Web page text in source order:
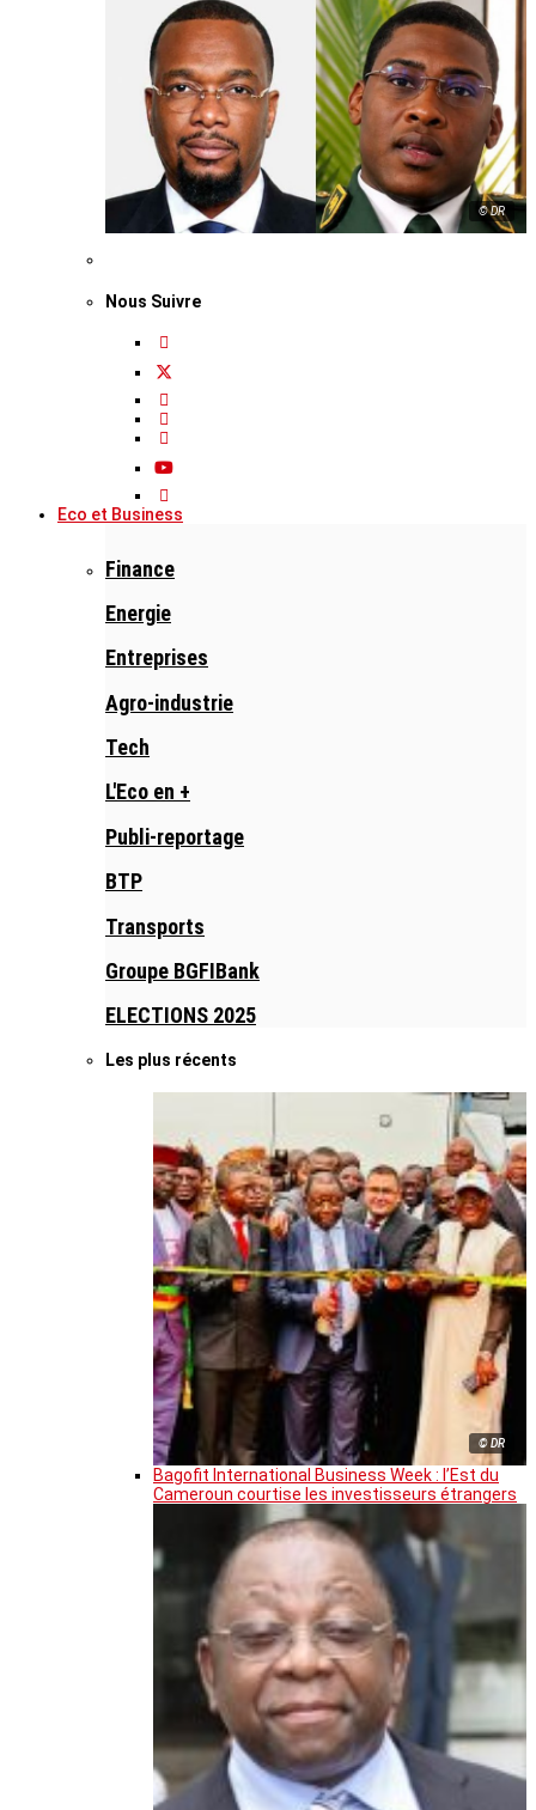
© DR
Nous Suivre
Eco et Business
Finance
Energie
Entreprises
Agro-industrie
Tech
L'Eco en +
Publi-reportage
BTP
Transports
Groupe BGFIBank
ELECTIONS 2025
Les plus récents
© DR
Bagofit International Business Week : l’Est du
Cameroun courtise les investisseurs étrangers